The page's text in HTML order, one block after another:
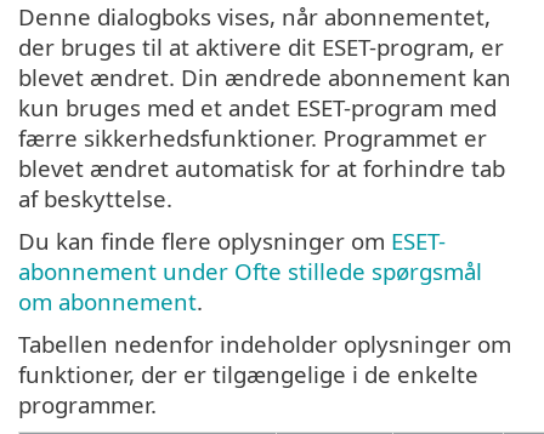
Denne dialogboks vises, når abonnementet,
der bruges til at aktivere dit ESET-program, er
blevet ændret. Din ændrede abonnement kan
kun bruges med et andet ESET-program med
færre sikkerhedsfunktioner. Programmet er
blevet ændret automatisk for at forhindre tab
af beskyttelse.
Du kan finde flere oplysninger om ESET-
abonnement under Ofte stillede spørgsmål
om abonnement.
Tabellen nedenfor indeholder oplysninger om
funktioner, der er tilgængelige i de enkelte
programmer.